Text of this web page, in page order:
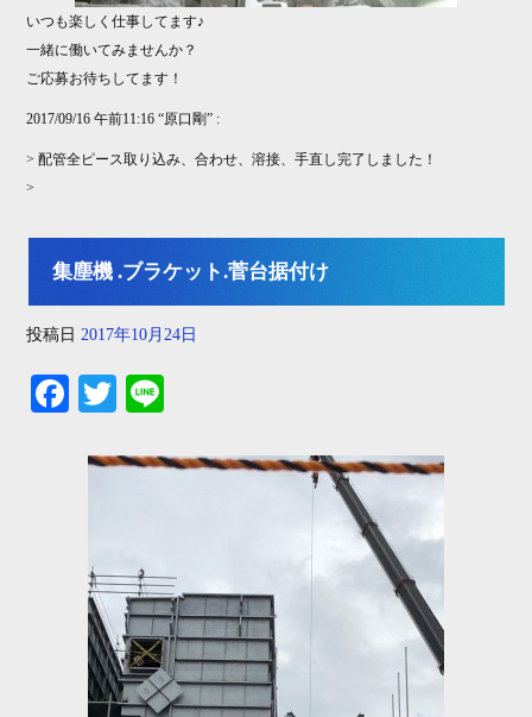
いつも楽しく仕事してます♪
一緒に働いてみませんか？
ご応募お待ちしてます！
2017/09/16 午前11:16 “原口剛” :
> 配管全ピース取り込み、合わせ、溶接、手直し完了しました！
>
集塵機 .ブラケット.菅台据付け
投稿日 2017年10月24日
Fa
bo
T
tte